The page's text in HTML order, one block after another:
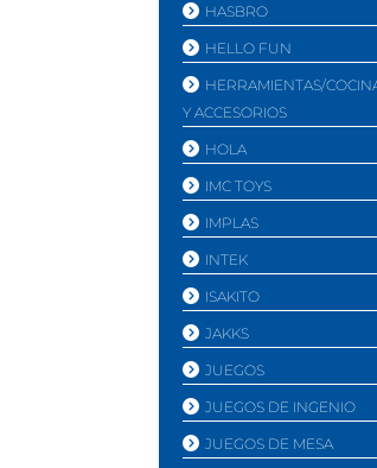
HASBRO
HELLO FUN
HERRAMIENTAS/
Y ACCESORIOS
HOLA
IMC TOYS
IMPLAS
INTEK
ISAKITO
JAKKS
JUEGOS
JUEGOS DE INGENIO
JUEGOS DE MESA